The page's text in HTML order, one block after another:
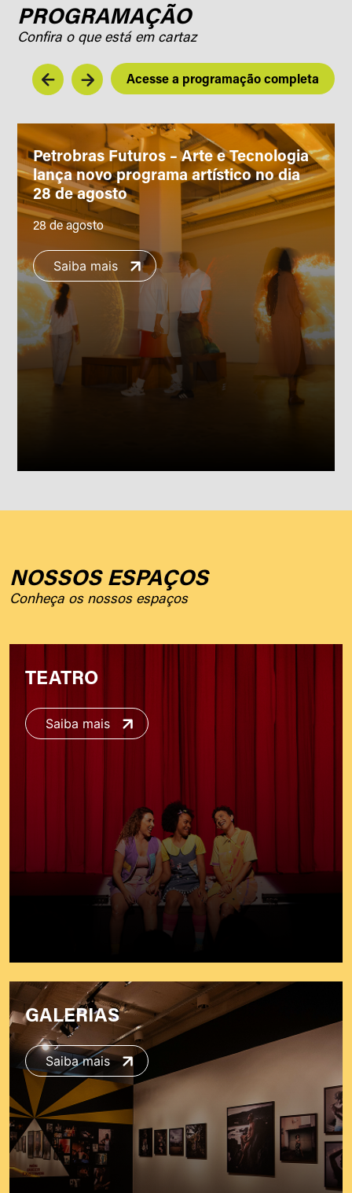
PROGRAMAÇÃO
Confira o que está em cartaz
Acesse a programação completa
Petrobras Futuros – Arte e Tecnologia
lança novo programa artístico no dia
28 de agosto
28 de agosto
Saiba mais
NOSSOS ESPAÇOS
Conheça os nossos espaços
TEATRO
Saiba mais
GALERIAS
Saiba mais